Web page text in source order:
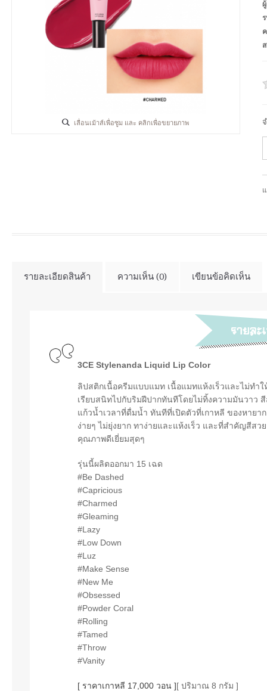
เลื่อนเม้าส์เพื่อซูม และ คลิกเพื่อขยายภาพ
รายละเอียดสินค้า ความเห็น (0) เขียนข้อคิดเห็น
3CE Stylenanda Liquid Lip Color
ลิปสติกเนื้อครีมแบบแมท เนื้อแมทแห้งเร็วและไม่ทำ
เรียบสนิทไปกับริมฝีปากทันทีโดยไม่ทิ้งความมันวาว
แก้วน้ำเวลาที่ดื่มน้ำ ทันทีที่เปิดตัวที่เกาหลี ของหาย
ง่ายๆ ไม่ยุ่งยาก ทาง่ายและแห้งเร็ว และที่สำคัญสีส
คุณภาพดีเยี่ยมสุดๆ
รุ่นนี้ผลิตออกมา 15 เฉด
#Be Dashed
#Capricious
#Charmed
#Gleaming
#Lazy
#Low Down
#Luz
#Make Sense
#New Me
#Obsessed
#Powder Coral
#Rolling
#Tamed
#Throw
#Vanity
[ ราคาเกาหลี 17,000 วอน ][ ปริมาณ 8 กรัม ]